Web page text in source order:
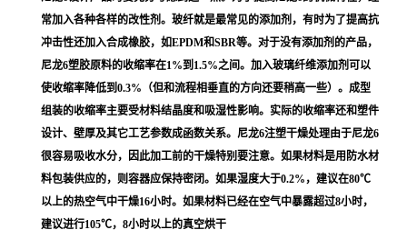
常加入各种各样的改性剂。玻纤就是最常见的添加剂，有时为了提高抗
冲击性还加入合成橡胶，如EPDM和SBR等。对于没有添加剂的产品，
尼龙6塑胶原料的收缩率在1%到1.5%之间。加入玻璃纤维添加剂可以
使收缩率降低到0.3%（但和流程相垂直的方向还要稍高一些）。成型
组装的收缩率主要受材料结晶度和吸湿性影响。实际的收缩率还和塑件
设计、壁厚及其它工艺参数成函数关系。尼龙6注塑干燥处理由于尼龙6
很容易吸收水分，因此加工前的干燥特别要注意。如果材料是用防水材
料包装供应的，则容器应保持密闭。如果湿度大于0.2%，建议在80℃
以上的热空气中干燥16小时。如果材料已经在空气中暴露超过8小时，
建议进行105℃，8小时以上的真空烘干